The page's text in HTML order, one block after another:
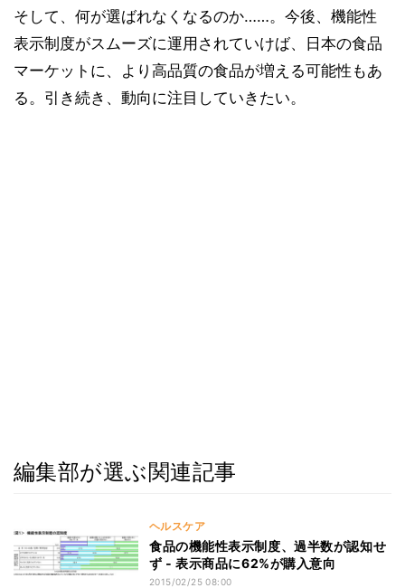
そして、何が選ばれなくなるのか……。今後、機能性
表示制度がスムーズに運用されていけば、日本の食品
マーケットに、より高品質の食品が増える可能性もあ
る。引き続き、動向に注目していきたい。
編集部が選ぶ関連記事
ヘルスケア
食品の機能性表示制度、過半数が認知せ
ず ‐ 表示商品に62%が購入意向
2015/02/25 08:00